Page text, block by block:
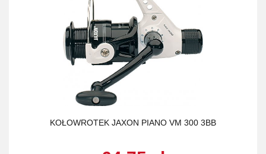
KOŁOWROTEK JAXON PIANO VM 300 3BB